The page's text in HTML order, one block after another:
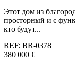
Этот дом из
просторный и с
кто будут...
REF: BR-0378
380 000 €